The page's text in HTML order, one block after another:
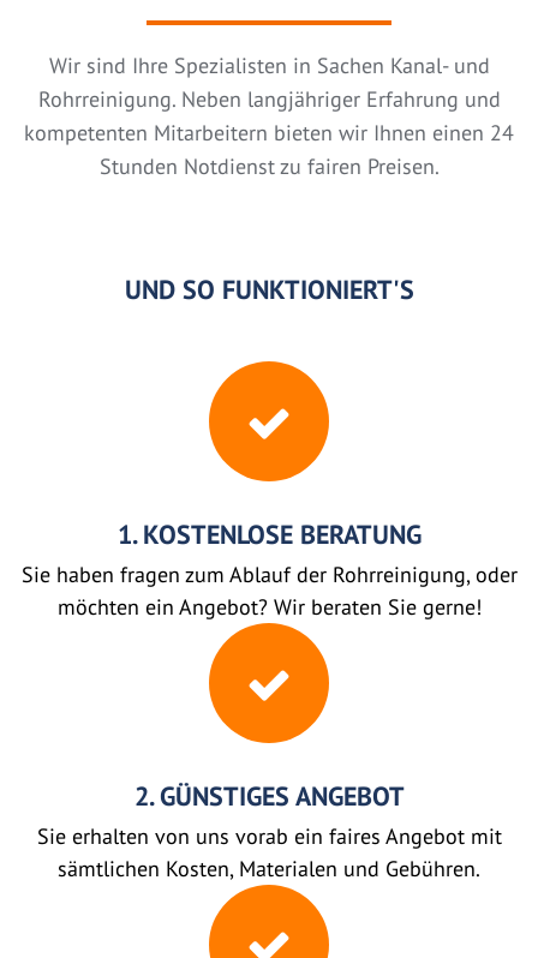
Wir sind Ihre Spezialisten in Sachen Kanal- und
Rohrreinigung. Neben langjähriger Erfahrung und
kompetenten Mitarbeitern bieten wir Ihnen einen 24
Stunden Notdienst zu fairen Preisen.
UND SO FUNKTIONIERT'S
1. KOSTENLOSE BERATUNG
Sie haben fragen zum Ablauf der Rohrreinigung, oder
möchten ein Angebot? Wir beraten Sie gerne!
2. GÜNSTIGES ANGEBOT
Sie erhalten von uns vorab ein faires Angebot mit
sämtlichen Kosten, Materialen und Gebühren.